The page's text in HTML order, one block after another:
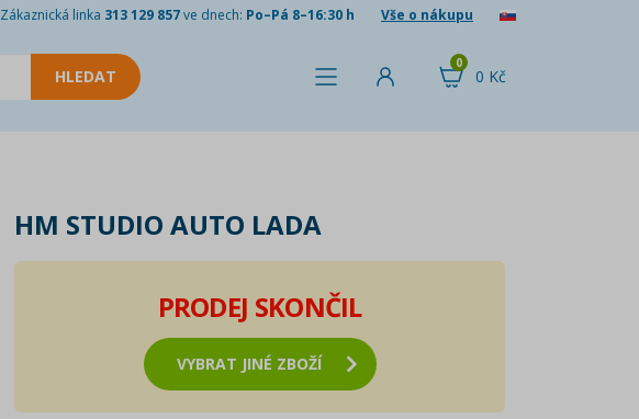
Zákaznická linka 313 129 857ve dnech: Po–Pá 8–16:30 h Vše o nákupu
0 Kč
0
HM STUDIO AUTO LADA
PRODEJ SKONČIL
VYBRAT JINÉ ZBOŽÍ